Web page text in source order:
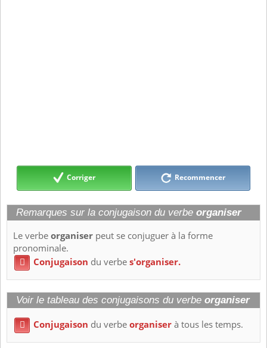
Corriger Recommencer
Remarques sur la conjugaison du verbe organiser
Le verbeorganiser peut se conjuguer à la forme
pronominale.
 Conjugaison du verbes'organiser.
Voir le tableau des conjugaisons du verbe organiser
 Conjugaison du verbeorganiserà tous les temps.